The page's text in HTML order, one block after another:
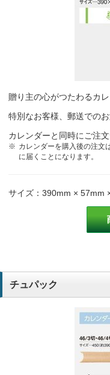
贈り主の心がつたわるカ
特別なお客様、郵送での
カレンダーと同時にご注
カレンダーを購入後の注文
に届くことになります。
サイズ：390mm × 57mm
チュパック